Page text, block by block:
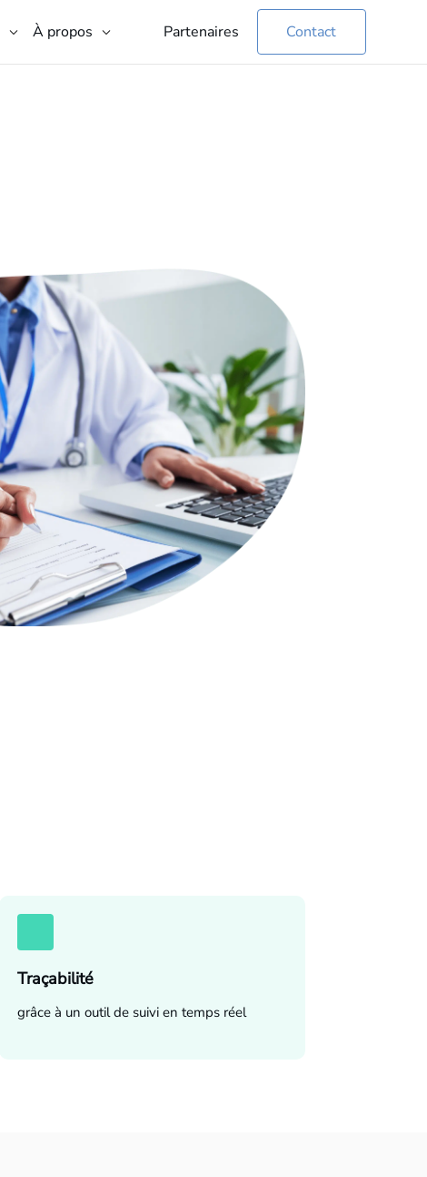
À propos Partenaires Contact
Traçabilité
grâce à un outil de suivi en temps réel